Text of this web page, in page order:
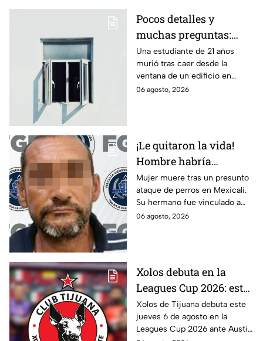
Pocos detalles y
muchas preguntas:
estudiante pierde la
vida tras caer desde la
ventana abierta de un
edificio
Una estudiante de 21 años
murió tras caer desde la
ventana de un edificio en
Seattle. Autoridades
06 agosto, 2026
¡Le quitaron la vida!
Hombre habría
ordenado ataque de
perros contra su
hermana en Mexicali
Mujer muere tras un presunto
ataque de perros en Mexicali.
Su hermano fue vinculado a
proceso por feminicidio
06 agosto, 2026
Xolos debuta en la
Leagues Cup 2026: este
es el horario del
partido ante Austin FC
Xolos de Tijuana debuta este
jueves 6 de agosto en la
Leagues Cup 2026 ante Austin